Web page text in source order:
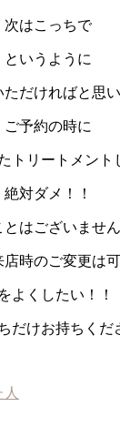
次はこっちで
というように
ただければと思
ご予約の時に
トリートメント
絶対ダメ！！
とはございませ
店時のご変更は
よくしたい！！
だけお持ちくだ